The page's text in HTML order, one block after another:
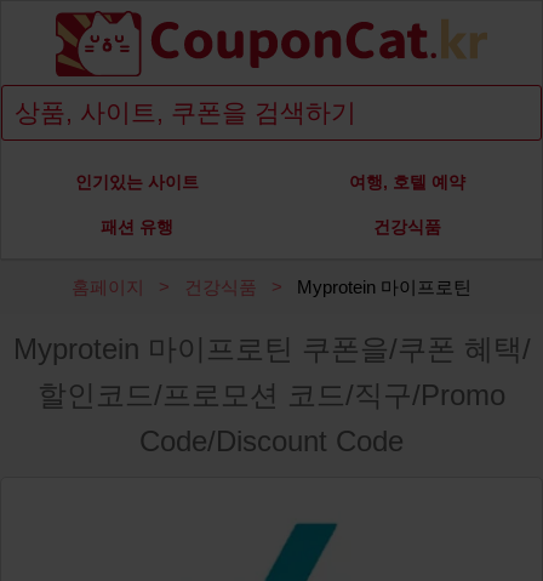
인기있는 사이트 여행, 호텔 예약
패션 유행 건강식품
홈페이지 건강식품 Myprotein 마이프로틴
Myprotein 마이프로틴 쿠폰을/쿠폰 혜택/
할인코드/프로모션 코드/직구/Promo
Code/Discount Code